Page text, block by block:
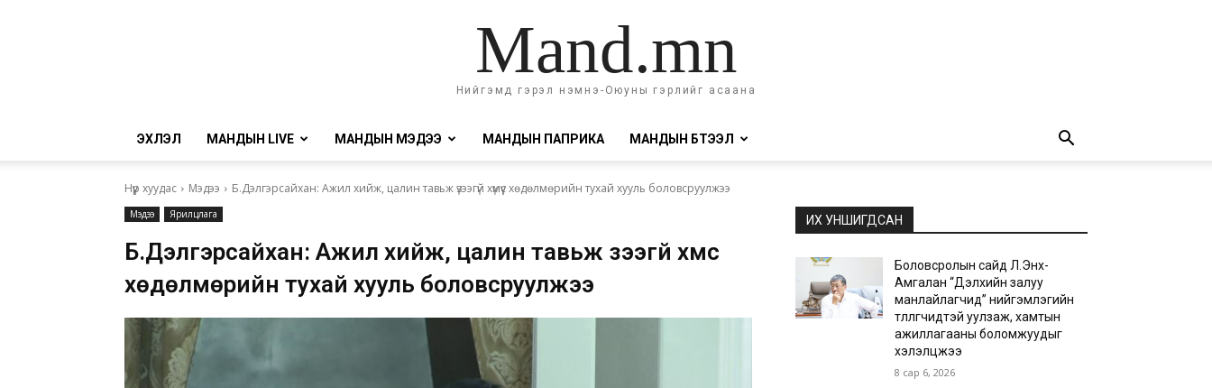
Mand.mn
Нийгэмд гэрэл нэмнэ-Оюуны гэрлийг асаана
ЭХЛЭЛ МАНДЫН LIVE МАНДЫН МЭДЭЭ МАНДЫН ПАПРИКА МАНДЫН БҮТЭЭЛ
Нүүр хуудас Мэдээ Б.Дэлгэрсайхан: Ажил хийж, цалин тавьж үзээгүй хүмүүс хөдөлмөрийн тухай хууль боловсруулжээ
Мэдээ Ярилцлага
Б.Дэлгэрсайхан: Ажил хийж, цалин тавьж үзээгүй хүмүүс
хөдөлмөрийн тухай хууль боловсруулжээ
ИХ УНШИГДСАН
Боловсролын сайд Л.Энх-
Амгалан “Дэлхийн залуу
манлайлагчид” нийгэмлэгийн
төлөөлөгчидтэй уулзаж, хамтын
ажиллагааны боломжуудыг
хэлэлцжээ
8 сар 6, 2026